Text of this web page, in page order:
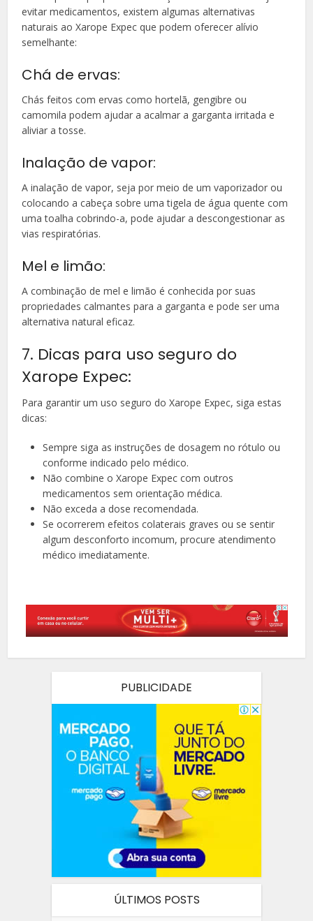
evitar medicamentos, existem algumas alternativas
naturais ao Xarope Expec que podem oferecer alívio
semelhante:
Chá de ervas:
Chás feitos com ervas como hortelã, gengibre ou
camomila podem ajudar a acalmar a garganta irritada e
aliviar a tosse.
Inalação de vapor:
A inalação de vapor, seja por meio de um vaporizador ou
colocando a cabeça sobre uma tigela de água quente com
uma toalha cobrindo-a, pode ajudar a descongestionar as
vias respiratórias.
Mel e limão:
A combinação de mel e limão é conhecida por suas
propriedades calmantes para a garganta e pode ser uma
alternativa natural eficaz.
7. Dicas para uso seguro do
Xarope Expec:
Para garantir um uso seguro do Xarope Expec, siga estas
dicas:
Sempre siga as instruções de dosagem no rótulo ou
conforme indicado pelo médico.
Não combine o Xarope Expec com outros
medicamentos sem orientação médica.
Não exceda a dose recomendada.
Se ocorrerem efeitos colaterais graves ou se sentir
algum desconforto incomum, procure atendimento
médico imediatamente.
PUBLICIDADE
ÚLTIMOS POSTS